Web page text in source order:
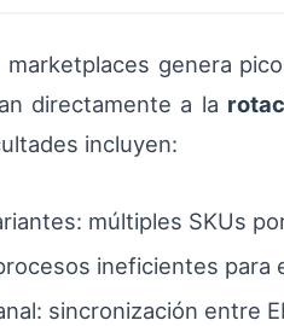
genera
directamente a la
incluyen:
múltiples SKUs
ineficientes
sincronización entre